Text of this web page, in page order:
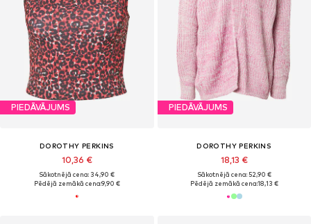
PIEDĀVĀJUMS
DOROTHY PERKINS
10,36 €
Sākotnējā cena: 34,90 €
Pēdējā zemākā cena:9,90 €
PIEDĀVĀJUMS
DOROTHY PERKINS
18,13 €
Sākotnējā cena: 52,90 €
Pēdējā zemākā cena:18,13 €